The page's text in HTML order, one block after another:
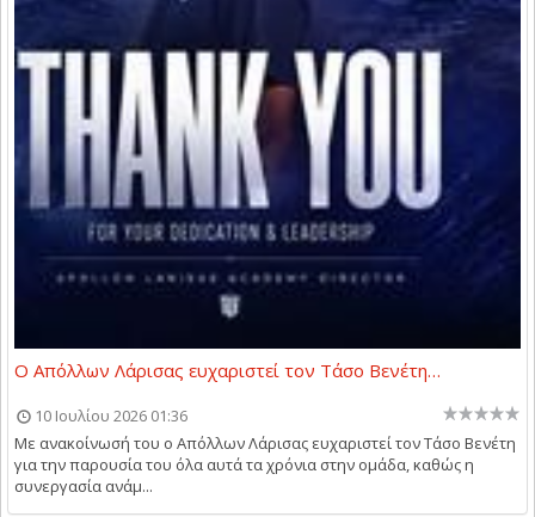
Ο Απόλλων Λάρισας ευχαριστεί τον Τάσο Βενέτη…
10 Ιουλίου 2026 01:36
Με ανακοίνωσή του ο Απόλλων Λάρισας ευχαριστεί τον Τάσο Βενέτη
για την παρουσία του όλα αυτά τα χρόνια στην ομάδα, καθώς η
συνεργασία ανάμ...